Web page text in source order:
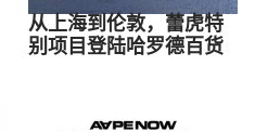
从上海到伦敦，蕾虎特
别项目登陆哈罗德百货